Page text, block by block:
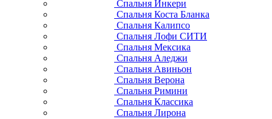
Спальня Инкери
Спальня Коста Бланка
Спальня Калипсо
Спальня Лофи СИТИ
Спальня Мексика
Спальня Аледжи
Спальня Авиньон
Спальня Верона
Спальня Римини
Спальня Классика
Спальня Лирона